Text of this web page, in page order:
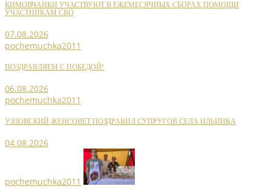
КИМОВЧАНКИ УЧАСТВУЮТ В ЕЖЕМЕСЯЧНЫХ СБОРАХ ПОМОЩИ
УЧАСТНИКАМ СВО
07.08.2026
pochemuchka2011
ПОЗДРАВЛЯЕМ С ПОБЕДОЙ!
06.08.2026
pochemuchka2011
УЗЛОВСКИЙ ЖЕНСОВЕТ ПОЗДРАВИЛ СУПРУГОВ СЕЛА ИЛЬИНКА
04.08.2026
pochemuchka2011